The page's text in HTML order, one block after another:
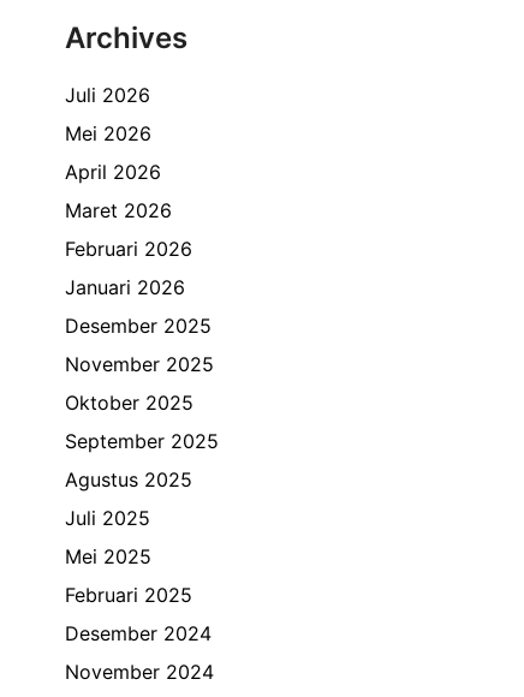
Archives
Juli 2026
Mei 2026
April 2026
Maret 2026
Februari 2026
Januari 2026
Desember 2025
November 2025
Oktober 2025
September 2025
Agustus 2025
Juli 2025
Mei 2025
Februari 2025
Desember 2024
November 2024